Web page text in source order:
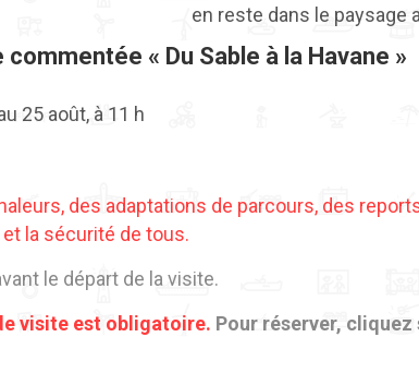
en reste dans le paysage
« Du Sable à la Havane »
25 août, à 11 h
des adaptations de parcours, des
la sécurité de tous.
le départ de la visite.
visite est obligatoire. Pour réserver,